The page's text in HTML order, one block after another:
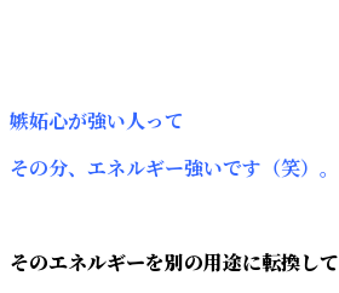
嫉妬心が強い人って
その分、エネルギー強いです（笑）。
そのエネルギーを別の用途に転換して